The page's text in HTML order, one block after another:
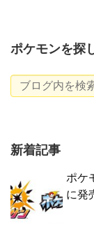
ポケモンを探
新着記事
ポケ
に発